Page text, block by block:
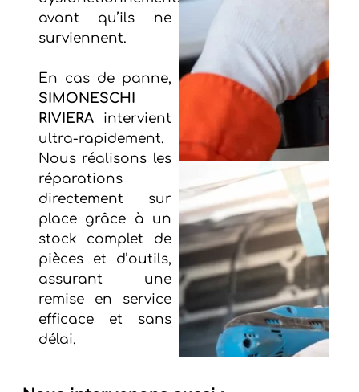
avant qu’ils ne
surviennent.
En cas de panne,
SIMONESCHI
RIVIERAintervient
ultra-rapidement.
Nous réalisons les
réparations
directement sur
place grâce à un
stock complet de
pièces et d’outils,
assurant une
remise en service
efficace et sans
délai.